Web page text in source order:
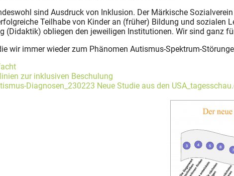
sind Ausdruck von Inklusion. Der Märkische
Teilhabe von Kinder an (früher) Bildung und sozialen
(Didaktik) obliegen den jeweiligen Institutionen. Wir sind ganz
wir immer wieder zum Phänomen Autismus-Spektrum-
zur inklusiven Beschulung
Diagnosen_230223 Neue Studie aus den